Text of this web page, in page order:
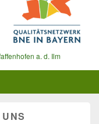
a. d. Ilm